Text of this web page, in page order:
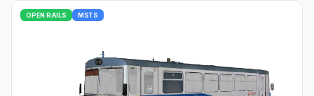
OPEN RAILS MSTS